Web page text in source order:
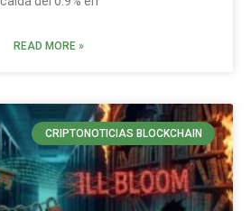
READ MORE »
CRIPTONOTICIAS BLOCKCHAIN